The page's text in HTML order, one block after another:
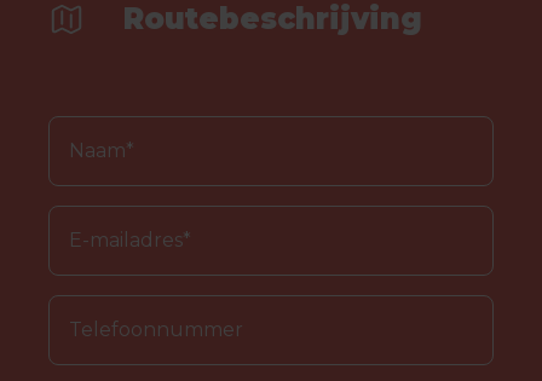
Routebeschrijving